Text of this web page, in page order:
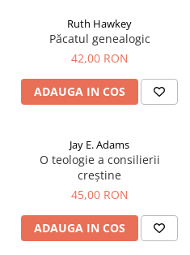
Ruth Hawkey
Păcatul genealogic
42,00 RON
ADAUGA IN COS
Jay E. Adams
O teologie a consilierii
creștine
45,00 RON
ADAUGA IN COS